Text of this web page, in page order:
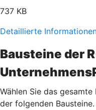
737 KB
Detaillierte
Bausteine der
Wählen Sie das
der folgenden